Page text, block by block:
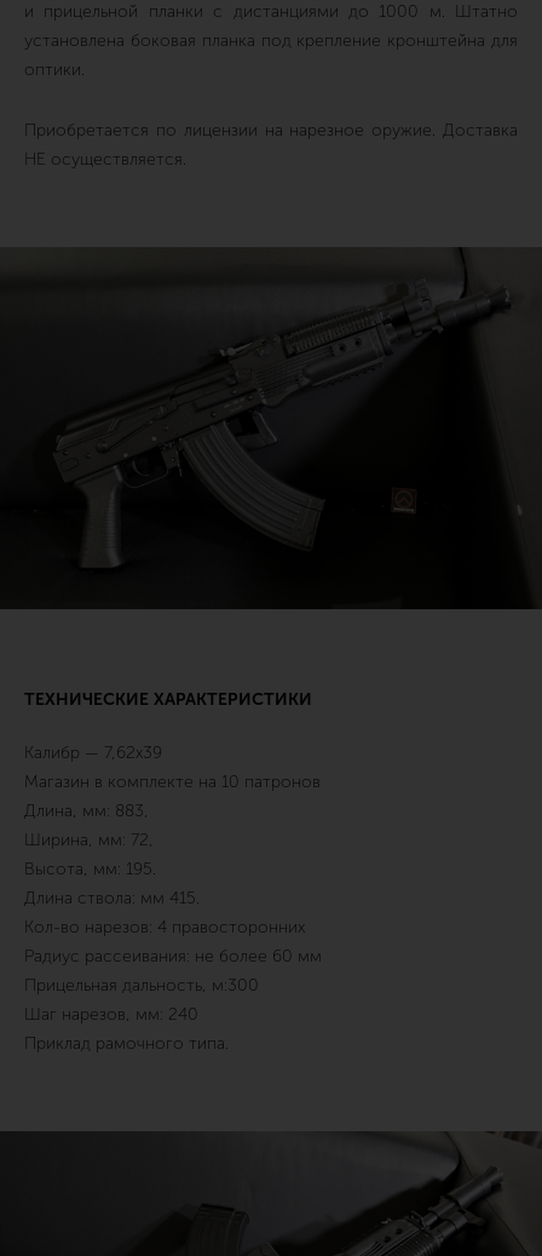
и прицельной планки с дистанциями до 1000 м. Штатно
установлена боковая планка под крепление кронштейна для
оптики.
Приобретается по лицензии на нарезное оружие. Доставка
НЕ осуществляется.
ТЕХНИЧЕСКИЕ ХАРАКТЕРИСТИКИ
Калибр — 7,62х39
Магазин в комплекте на 10 патронов
Длина, мм: 883,
Ширина, мм: 72,
Высота, мм: 195.
Длина ствола: мм 415.
Кол-во нарезов: 4 правосторонних
Радиус рассеивания: не более 60 мм
Прицельная дальность, м:300
Шаг нарезов, мм: 240
Приклад рамочного типа.